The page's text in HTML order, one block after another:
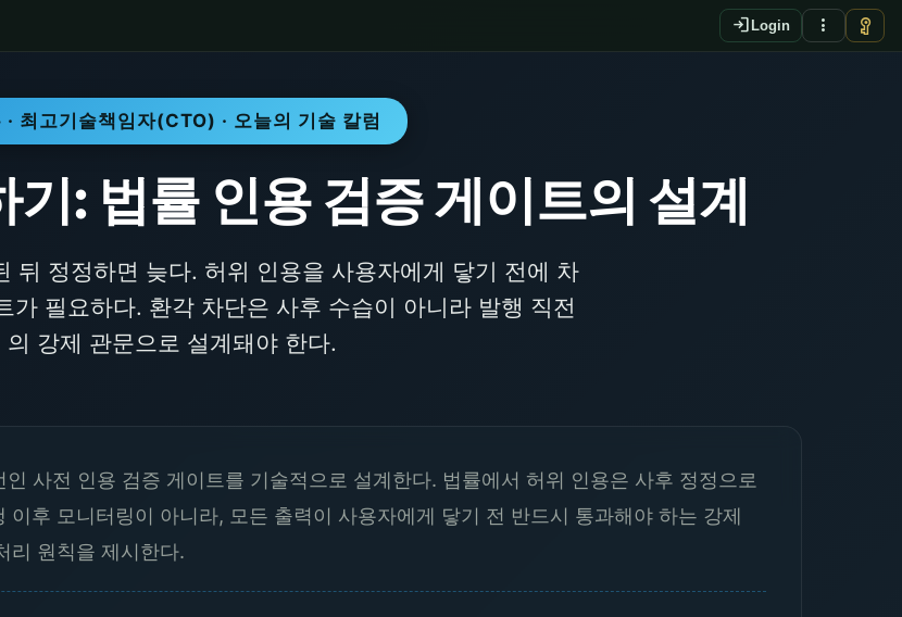
login Login more_vert vpn_key
· 최고기술책임자(CTO) · 오늘의 기술 칼럼
: 법률 인용 검증 게이트의 설계
뒤 정정하면 늦다. 허위 인용을 사용자에게 닿기 전에 차
가 필요하다. 환각 차단은 사후 수습이 아니라 발행 직전
의 강제 관문으로 설계돼야 한다.
사전 인용 검증 게이트를 기술적으로 설계한다. 법률에서 허위 인용은 사후 정정으로
후 모니터링이 아니라, 모든 출력이 사용자에게 닿기 전 반드시 통과해야 하는 강제
리 원칙을 제시한다.